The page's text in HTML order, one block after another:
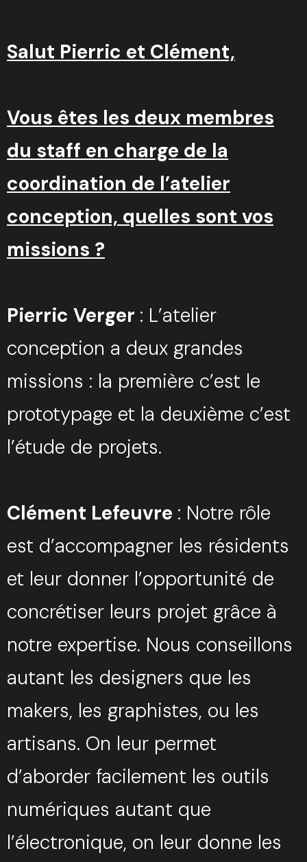
Salut Pierric et Clément,
Vous êtes les deux membres
du staff en charge de la
coordination de l’atelier
conception, quelles sont vos
missions ?
Pierric Verger : L’atelier
conception a deux grandes
missions : la première c’est le
prototypage et la deuxième c’est
l’étude de projets.
Clément Lefeuvre : Notre rôle
est d’accompagner les résidents
et leur donner l’opportunité de
concrétiser leurs projet grâce à
notre expertise. Nous conseillons
autant les designers que les
makers, les graphistes, ou les
artisans. On leur permet
d’aborder facilement les outils
numériques autant que
l’électronique, on leur donne les